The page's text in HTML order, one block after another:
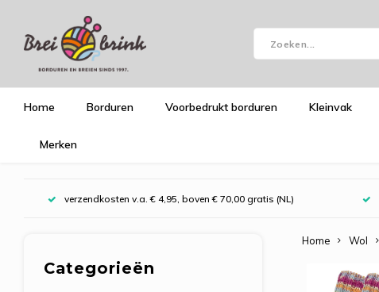
Home Borduren Voorbedrukt borduren Kleinvak
Merken
verzendkosten v.a. € 4,95, boven € 70,00 gratis (NL)
Categorieën
Home Wol